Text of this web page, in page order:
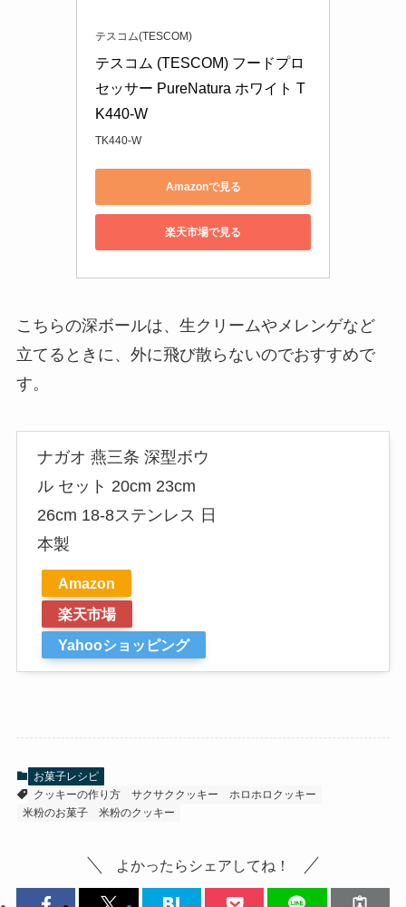
テスコム(TESCOM)
テスコム (TESCOM) フードプロ
セッサー PureNatura ホワイト T
K440-W
TK440-W
Amazonで見る
楽天市場で見る
こちらの深ボールは、生クリームやメレンゲなど
立てるときに、外に飛び散らないのでおすすめで
す。
ナガオ 燕三条 深型ボウ
ル セット 20cm 23cm
26cm 18-8ステンレス 日
本製
Amazon
楽天市場
Yahooショッピング
お菓子レシピ
クッキーの作り方
サクサククッキー
ホロホロクッキー
米粉のお菓子
米粉のクッキー
よかったらシェアしてね！